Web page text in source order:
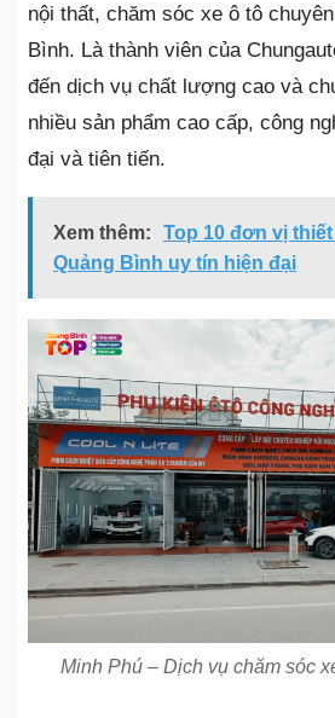
nội thất, chăm sóc xe ô tô
Bình. Là thành viên của
đến dịch vụ chất lượng cao và
nhiều sản phẩm cao cấp, công
đại và tiên tiến.
Xem thêm:
Top 10 đơn vị
Quảng Bình uy tín hiện đại
Minh Phú – Dịch vụ chăm sóc